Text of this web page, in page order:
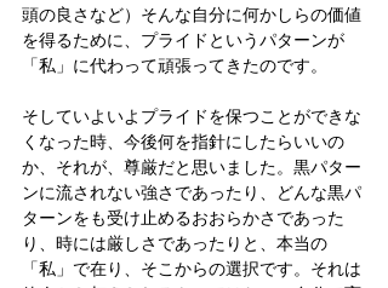
頭の良さなど）そんな自分に何かしらの価値
を得るために、プライドというパターンが
「私」に代わって頑張ってきたのです。
そしていよいよプライドを保つことができな
くなった時、今後何を指針にしたらいいの
か、それが、尊厳だと思いました。黒パター
ンに流されない強さであったり、どんな黒パ
ターンをも受け止めるおおらかさであった
り、時には厳しさであったりと、本当の
「私」で在り、そこからの選択です。それは